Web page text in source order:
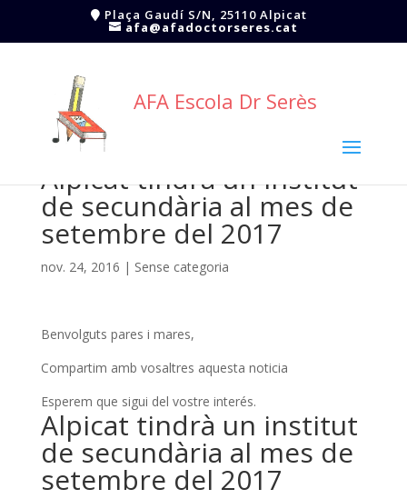
Plaça Gaudí S/N, 25110 Alpicat
afa@afadoctorseres.cat
AFA Escola Dr Serès
Alpicat tindrà un institut
de secundària al mes de
setembre del 2017
nov. 24, 2016 | Sense categoria
Benvolguts pares i mares,
Compartim amb vosaltres aquesta noticia
Esperem que sigui del vostre interés.
Alpicat tindrà un institut
de secundària al mes de
setembre del 2017